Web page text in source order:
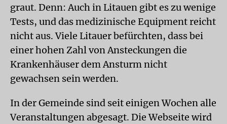
graut. Denn: Auch in Litauen gibt es zu wenige
Tests, und das medizinische Equipment reicht
nicht aus. Viele Litauer befürchten, dass bei
einer hohen Zahl von Ansteckungen die
Krankenhäuser dem Ansturm nicht
gewachsen sein werden.
In der Gemeinde sind seit einigen Wochen alle
Veranstaltungen abgesagt. Die Webseite wird